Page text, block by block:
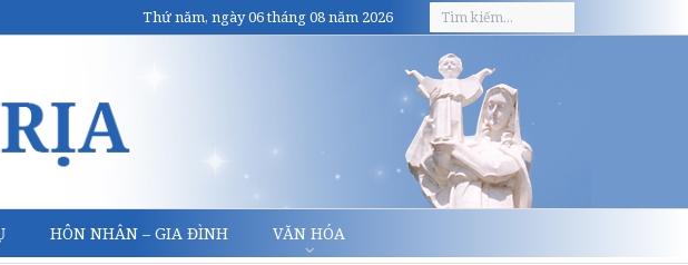
Thứ năm, ngày 06 tháng 08 năm 2026
HÔN NHÂN – GIA ĐÌNH VĂN HÓA